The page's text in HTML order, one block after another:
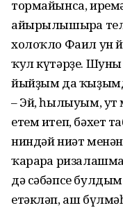
тормайынса,
айырылышырға
холоҡло Фаил ун
ҡул күтәрҙе. Шуны
йыйҙым да
– Эй, һылыуым, ут
етем итеп, бәхет
ниндәй ниәт
ҡарарға
дә сәбәпсе
етәкләп, аш